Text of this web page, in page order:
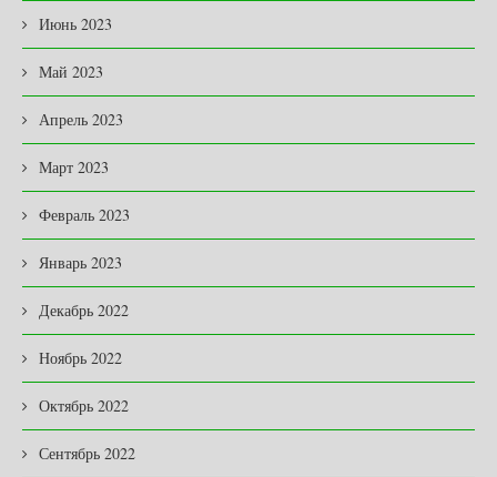
Июнь 2023
Май 2023
Апрель 2023
Март 2023
Февраль 2023
Январь 2023
Декабрь 2022
Ноябрь 2022
Октябрь 2022
Сентябрь 2022